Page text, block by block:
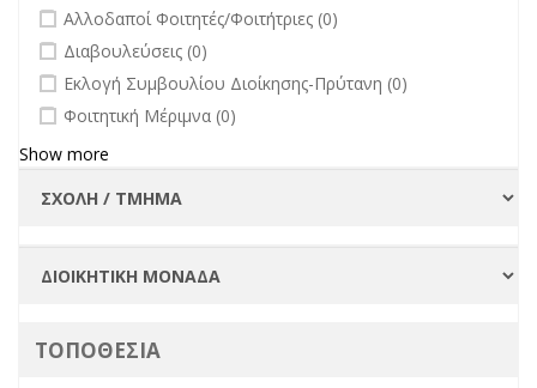
undefined
Αλλοδαποί Φοιτητές/Φοιτήτριες (0)
undefined
Διαβουλεύσεις (0)
undefined
Εκλογή Συμβουλίου Διοίκησης-Πρύτανη (0)
undefined
Φοιτητική Μέριμνα (0)
Show more
ΤΟΠΟΘΕΣΙΑ